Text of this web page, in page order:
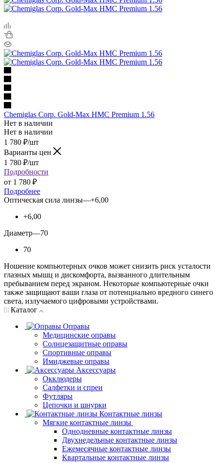
Chemiglas Corp. Gold-Max HMC Premium 1.56
Нет в наличии
Нет в наличии
1 780 ₽/шт
Варианты цен
1 780 ₽/шт
Подробности
от 1 780 ₽
Подробнее
Оптическая сила линзы—+6,00
+6,00
Диаметр—70
70
Ношение компьютерных очков может снизить риск усталости
глазных мышц и дискомфорта, вызванного длительным
пребыванием перед экраном. Некоторые компьютерные очки
также защищают ваши глаза от потенциально вредного синего
света, излучаемого цифровыми устройствами.
Каталог
Оправы
Медицинские оправы
Солнцезащитные оправы
Спортивные оправы
Имиджевые оправы
Аксессуары
Окклюдеры
Салфетки и спреи
Футляры
Цепочки и шнурки
Контактные линзы
Мягкие контактные линзы
Однодневные контактные линзы
Двухнедельные контактные линзы
Ежемесячные контактные линзы
Квартальные контактные линзы